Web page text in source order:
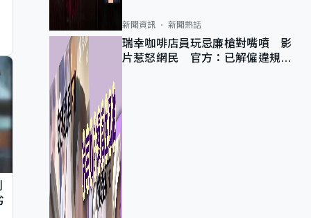
新聞資訊 新聞熱話
瑞幸咖啡店員玩忌廉槍對嘴噴 影
片惹怒網民 官方：已解僱違規員